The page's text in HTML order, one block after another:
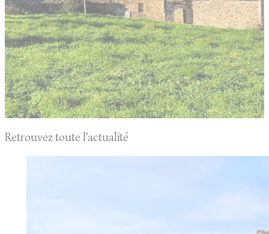
Retrouvez toute l'actualité